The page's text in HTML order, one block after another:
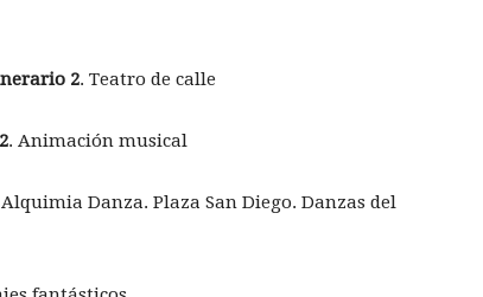
2. Teatro de calle
. Animación musical
Danza. Plaza San Diego. Danzas del